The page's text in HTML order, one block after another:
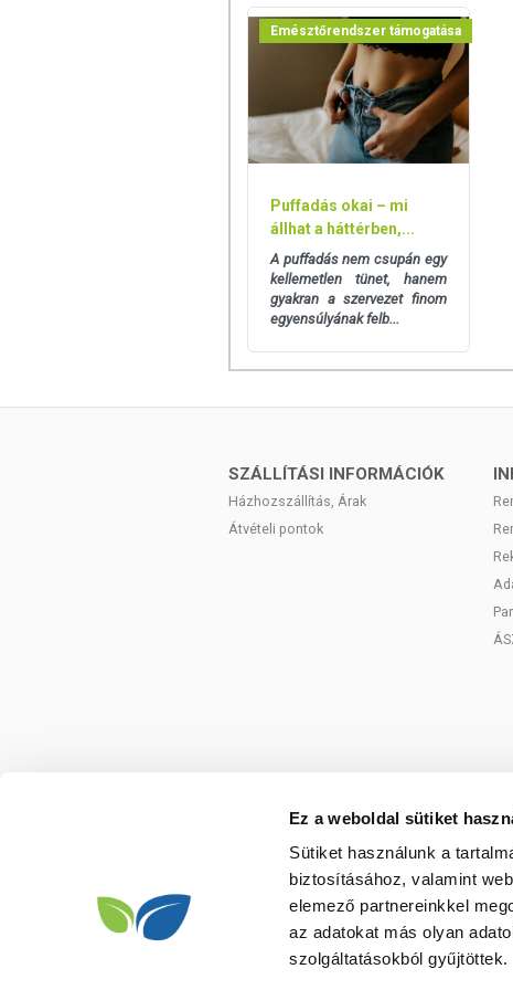
Ez a weboldal sütiket
Sütiket használunk a
biztosításához, valamint
elemező partnereinkkel
az adatokat más olyan
szolgáltatásokból gyűjtöttek.
Emésztőrendszer támogatása
Puffadás okai – mi
állhat a háttérben,...
A puffadás nem csupán egy
kellemetlen tünet, hanem
gyakran a szervezet finom
egyensúlyának felb...
SZÁLLÍTÁSI INFORMÁCIÓK
Házhozszállítás, Árak
Átvételi pontok